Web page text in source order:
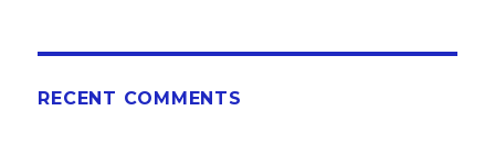
RECENT COMMENTS